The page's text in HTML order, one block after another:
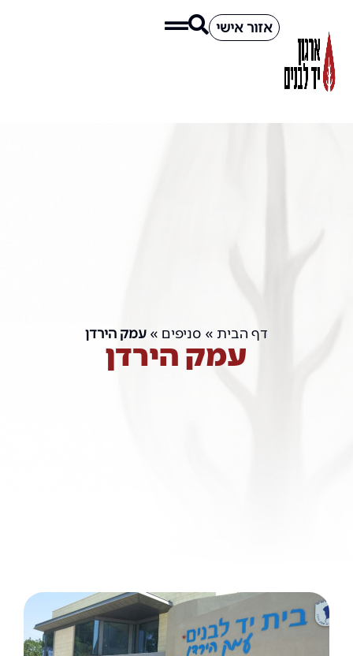
אזור אישי
דף הבית » סניפים » עמק הירדן
עמק הירדן